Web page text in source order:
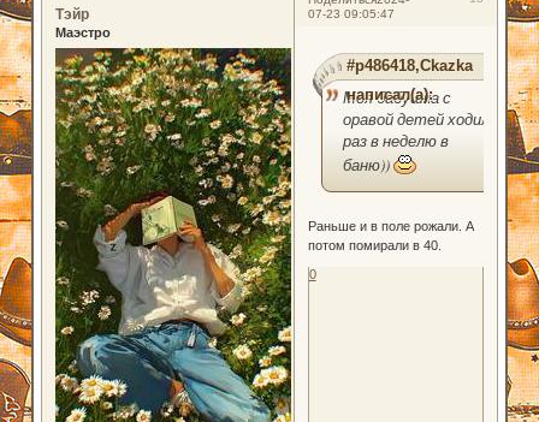
07-23 09:05:47
Тэйр
Маэстро
#p486418,Ckazka
написал(а):
Моя бабушка с
оравой детей ходила
раз в неделю в
баню))
Раньше и в поле рожали. А
потом помирали в 40.
0